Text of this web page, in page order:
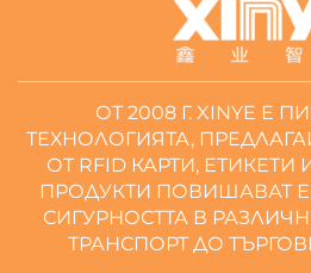
ОТ 2008 Г. XINYE Е
ТЕХНОЛОГИЯТА,
ОТ RFID КАРТИ,
ПРОДУКТИ ПОВИШАВАТ
СИГУРНОСТТА В
ТРАНСПОРТ ДО